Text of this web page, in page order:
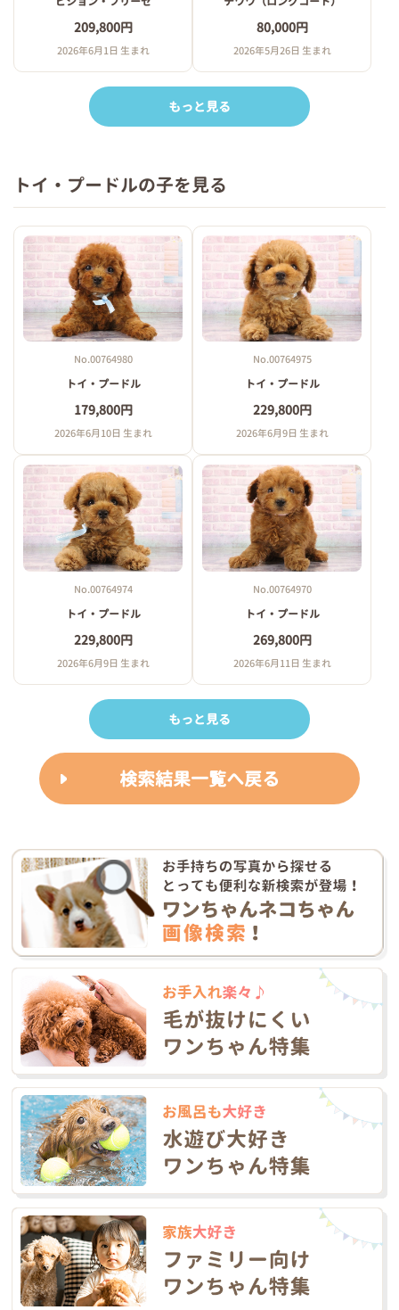
209,800円
2026年6月1日 生まれ
80,000円
2026年5月26日 生まれ
もっと見る
トイ・プードルの子を見る
No.00764980
トイ・プードル
179,800円
2026年6月10日 生まれ
No.00764975
トイ・プードル
229,800円
2026年6月9日 生まれ
No.00764974
トイ・プードル
229,800円
2026年6月9日 生まれ
No.00764970
トイ・プードル
269,800円
2026年6月11日 生まれ
もっと見る
検索結果一覧へ戻る